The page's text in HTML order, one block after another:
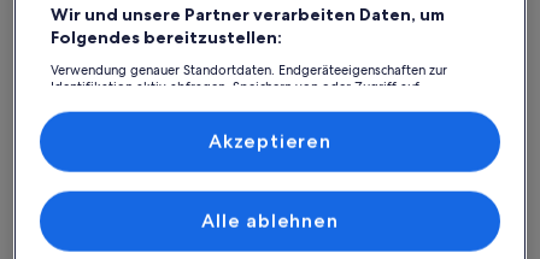
Was spricht für unsere App?
Immer in Verbindung
Du hast all deine Buchungsdetails immer
griffbereit, auch ohne WLAN!
Wir und unsere Partner verarbeiten Daten, um
Folgendes bereitzustellen:
Verwendung genauer Standortdaten. Endgeräteeigenschaften zur
Identifikation aktiv abfragen. Speichern von oder Zugriff auf
Inhalte, Messung von Werbeleistung und der Performance von Inhalten,
Zielgruppenforschung sowie Entwicklung und Verbesserung von
Liste der Partner (Lieferanten)
Alle ablehnen
Akzeptieren